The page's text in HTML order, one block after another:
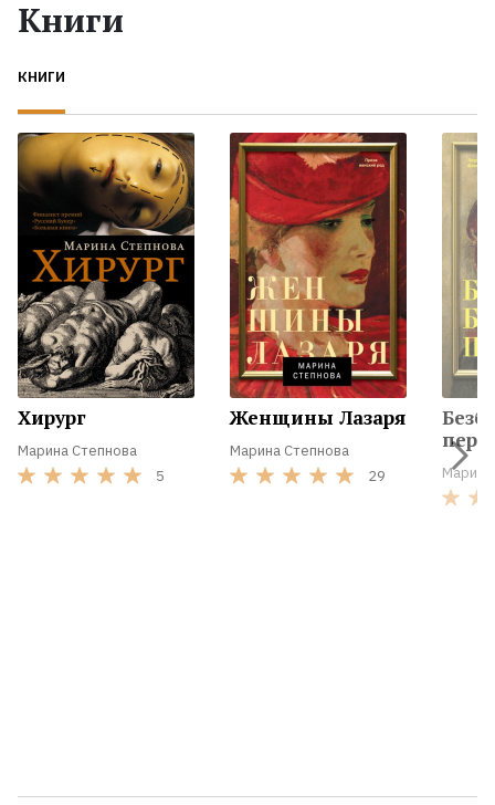
Книги
КНИГИ
Хирург
Марина Степнова
5
Женщины Лазаря
Марина Степнова
29